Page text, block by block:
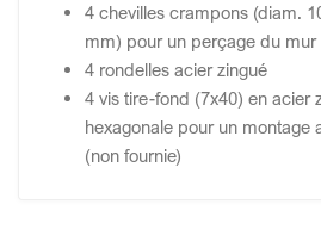
4 chevilles crampons (diam.
mm) pour un perçage du
4 rondelles acier zingué
4 vis tire-fond (7x40) en acier
hexagonale pour un montage
(non fournie)